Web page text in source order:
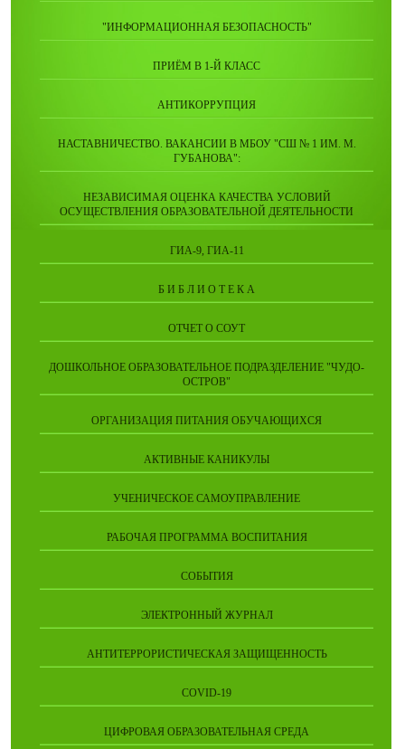
"ИНФОРМАЦИОННАЯ БЕЗОПАСНОСТЬ"
ПРИЁМ В 1-Й КЛАСС
АНТИКОРРУПЦИЯ
НАСТАВНИЧЕСТВО. ВАКАНСИИ В МБОУ "СШ № 1 ИМ. М.
ГУБАНОВА":
НЕЗАВИСИМАЯ ОЦЕНКА КАЧЕСТВА УСЛОВИЙ
ОСУЩЕСТВЛЕНИЯ ОБРАЗОВАТЕЛЬНОЙ ДЕЯТЕЛЬНОСТИ
ГИА-9, ГИА-11
Б И Б Л И О Т Е К А
ОТЧЕТ О СОУТ
ДОШКОЛЬНОЕ ОБРАЗОВАТЕЛЬНОЕ ПОДРАЗДЕЛЕНИЕ "ЧУДО-
ОСТРОВ"
ОРГАНИЗАЦИЯ ПИТАНИЯ ОБУЧАЮЩИХСЯ
АКТИВНЫЕ КАНИКУЛЫ
УЧЕНИЧЕСКОЕ САМОУПРАВЛЕНИЕ
РАБОЧАЯ ПРОГРАММА ВОСПИТАНИЯ
СОБЫТИЯ
ЭЛЕКТРОННЫЙ ЖУРНАЛ
АНТИТЕРРОРИСТИЧЕСКАЯ ЗАЩИЩЕННОСТЬ
COVID-19
ЦИФРОВАЯ ОБРАЗОВАТЕЛЬНАЯ СРЕДА